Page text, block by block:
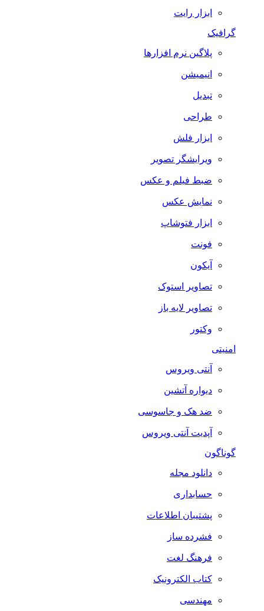
ابزار رایت
گرافیک
پلاگین نرم افزارها
انیمیشن
تبدیل
طراحی
ابزار فلش
ویرایشگر تصویر
ضبط فيلم و عكس
نمایش عکس
ابزار فتوشاپ
فونت
آیکون
تصاویر استوک
تصاویر لایه باز
وکتور
امنیتی
آنتی ویروس
دیواره آتشین
ضد هک و جاسوسی
آپدیت آنتی ویروس
گوناگون
دانلود مجله
حسابداری
پشتیبان اطلاعات
فشرده ساز
فرهنگ لغت
کتاب الکترونیک
مهندسی